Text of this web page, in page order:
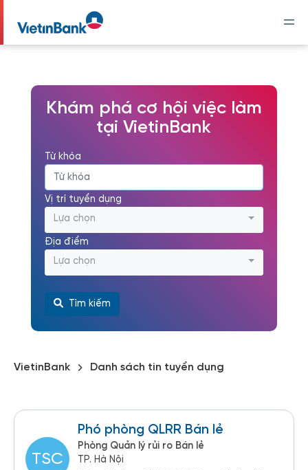
Khám phá cơ hội việc làm
tại VietinBank
Từ khóa
Vị trí tuyển dụng
Lựa chọn
Địa điểm
Lựa chọn
Tìm kiếm
VietinBank Danh sách tin tuyển dụng
TSC
Phó phòng QLRR Bán lẻ
Phòng Quản lý rủi ro Bán lẻ
TP. Hà Nội